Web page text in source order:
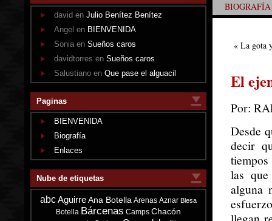
david en Julio Benítez Benítez
Angel en BIENVENIDA
Sonia en Sueños caros
davidtorres en Sueños caros
Salustiano en Que pase el alguacil
Paginas
BIENVENIDA
Biografía
Enlaces
Nube de etiquetas
abcAguirre Ana Botella Arenas Aznar Blesa
Botella Bárcenas Camps Chacón
BIOGRAFÍA
« La gota
El
Por:
Desde
decir
las
alguna